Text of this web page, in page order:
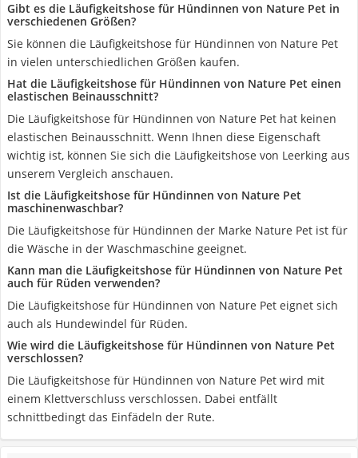
Gibt es die Läufigkeitshose für Hündinnen von Nature Pet in
verschiedenen Größen?
Sie können die Läufigkeitshose für Hündinnen von Nature Pet
in vielen unterschiedlichen Größen kaufen.
Hat die Läufigkeitshose für Hündinnen von Nature Pet einen
elastischen Beinausschnitt?
Die Läufigkeitshose für Hündinnen von Nature Pet hat keinen
elastischen Beinausschnitt. Wenn Ihnen diese Eigenschaft
wichtig ist, können Sie sich die Läufigkeitshose von Leerking aus
unserem Vergleich anschauen.
Ist die Läufigkeitshose für Hündinnen von Nature Pet
maschinenwaschbar?
Die Läufigkeitshose für Hündinnen der Marke Nature Pet ist für
die Wäsche in der Waschmaschine geeignet.
Kann man die Läufigkeitshose für Hündinnen von Nature Pet
auch für Rüden verwenden?
Die Läufigkeitshose für Hündinnen von Nature Pet eignet sich
auch als Hundewindel für Rüden.
Wie wird die Läufigkeitshose für Hündinnen von Nature Pet
verschlossen?
Die Läufigkeitshose für Hündinnen von Nature Pet wird mit
einem Klettverschluss verschlossen. Dabei entfällt
schnittbedingt das Einfädeln der Rute.